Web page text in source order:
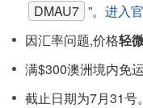
DMAU7 ”。 进入
因汇率问题,价格轻
满$300澳洲境内免运
截止日期为7月31号。